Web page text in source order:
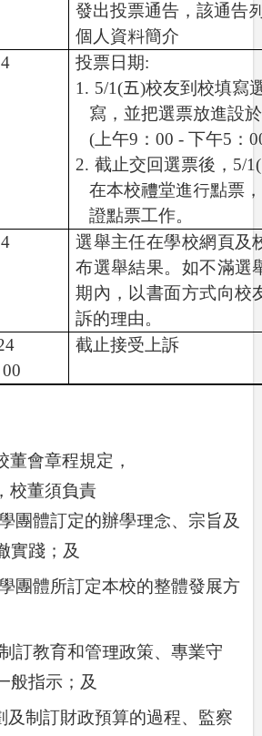
發出投票通告，該通告
個人資料簡介
投票日期:
1. 5/1(五)校友到校填寫
寫，並把選票放進設
( 上午9 ：00 -下午5 ：
2. 截止交回選票後， 5/1(
在本校禮堂進行點票
證點票工作。
選舉主任在學校網頁及
布選舉結果。 如不滿選
期內，以書面方式向校
訴的理由。
00
截止接受上訴
董會章程規定，
校董須負責
團體訂定的辦學理念、宗旨及
實踐；及
團體所訂定本校的整體發展方
訂教育和管理政策、專業守
般指示；及
及制訂財政預算的過程、監察